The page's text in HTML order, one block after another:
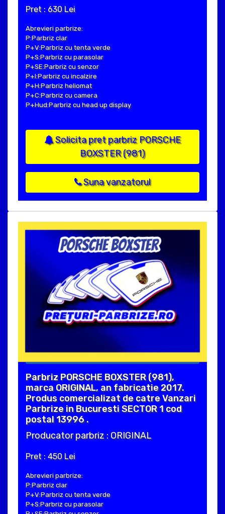
Pret : 630 Lei
Abrevieri parbrize:
P:Parbriz clar
P+V:Parbriz cu tenta verde
P+S:Parbriz cu parasolar
P+SE:Parbriz cu senzor
P+I:Parbriz cu incalzire
P+H:Parbriz heliomat
P+C:Parbriz cu camera
P+Hud:Parbriz cu head up display
Solicita pret parbriz PORSCHE
BOXSTER (981)
Suna vanzatorul
Parbriz PORSCHE BOXSTER (981),
marca ORIGINAL, an fabricatie 2017.
Produs comercializat de catre Vanzari
Parbrize in Bucuresti SECTOR 1 cod
postal 13996 .
Producator parbriz : ORIGINAL
Pret : 450 Lei
Abrevieri parbrize:
P:Parbriz clar
P+V:Parbriz cu tenta verde
P+S:Parbriz cu parasolar